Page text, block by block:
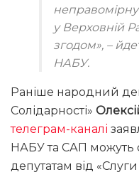
у Верховній
згодом», –
НАБУ.
Раніше народний
Солідарності»
телеграм-каналі
НАБУ та САП можуть
депутатам від